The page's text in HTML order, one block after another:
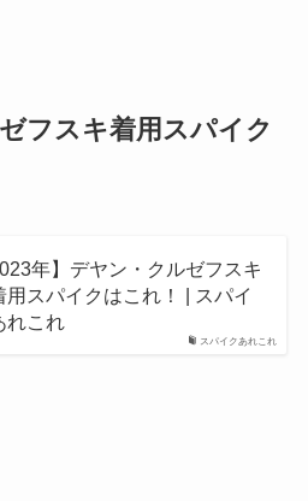
フスキ着用スパイク
スパイクあれこれ
年】デヤン・クルゼフスキ
用スパイクはこれ！ | スパイ
れこれ